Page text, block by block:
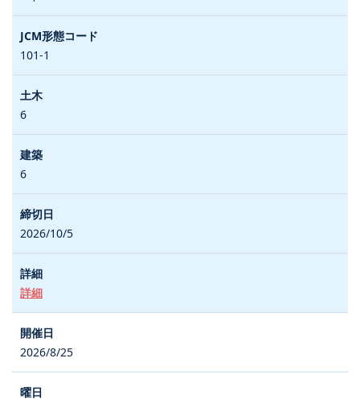
101-1
6
6
2026/10/5
詳細
2026/8/25